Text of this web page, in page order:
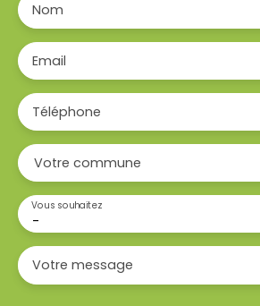
Nom
Email
Téléphone
Votre commune
-
Vous souhaitez
Votre message